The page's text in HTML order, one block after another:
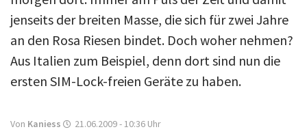
Podcast
Mac Life+
Anmelden
jenseits der breiten Masse, die sich für zwei Jahre
an den Rosa Riesen bindet. Doch woher nehmen?
Aus Italien zum Beispiel, denn dort sind nun die
ersten SIM-Lock-freien Geräte zu haben.
Von Kaniess 21.06.2009 - 10:36 Uhr